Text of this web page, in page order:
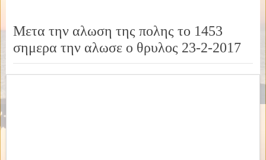
Μετα την αλωση της πολης το 1453
σημερα την αλωσε ο θρυλος 23-2-2017